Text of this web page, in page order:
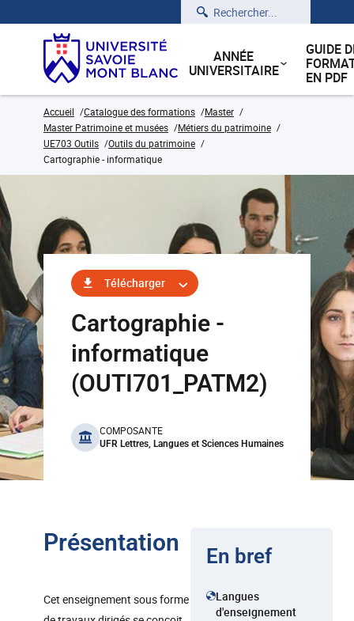
Rechercher
ANNÉE
UNIVERSITAIRE
GUIDE
EN PDF
Accueil Catalogue des formations
Master
Master Patrimoine et musées
Métiers du patrimoine
UE703 Outils
Outils du patrimoine
Cartographie - informatique
Télécharger
Cartographie -
informatique
(OUTI701_PATM2)
benefits
COMPOSANTE
UFR Lettres, Langues et Sciences Humaines
Présentation
Cet enseignement sous forme
En bref
Langues
d'enseignement